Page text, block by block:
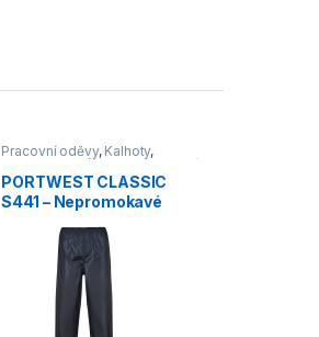
Pracovní oděvy, Kalhoty,
Nepromokavé,
Outdoor a volný
čas,Oděvy,Kalhoty
PORTWEST CLASSIC
S441 – Nepromokavé
deště – tmavě modrá